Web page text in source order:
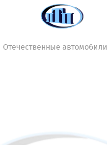
Отечественные автомобили